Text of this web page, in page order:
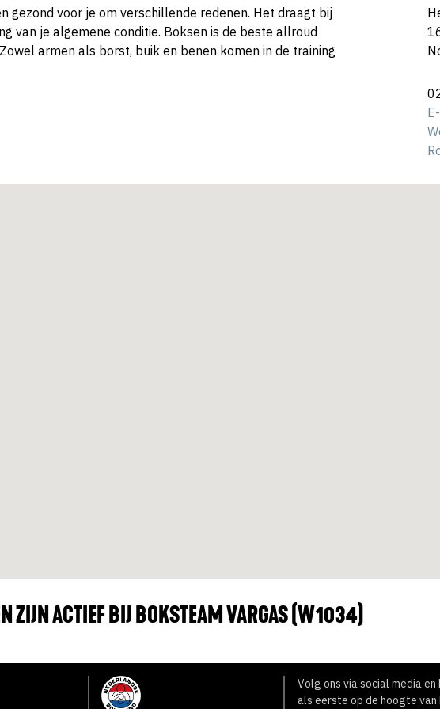
gezond voor je om verschillende redenen. Het draagt bij
van je algemene conditie. Boksen is de beste allroud
armen als borst, buik en benen komen in de training
ZIJN ACTIEF BIJ BOKSTEAM VARGAS (W1034)
Volg ons via social media en
als eerste op de hoogte van